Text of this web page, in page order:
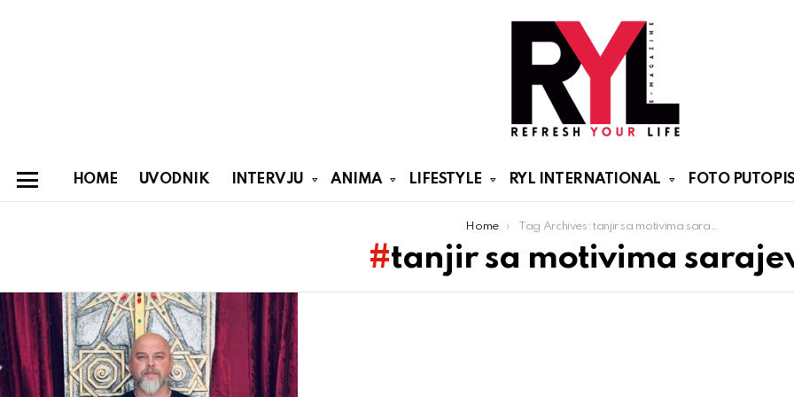
HOME UVODNIK INTERVJU ANIMA LIFESTYLE RYL INTERNATIONAL FOTO
Home Tag Archives: tanjir sa motivima sarajeva
tanjir sa motivima
Latest
stories